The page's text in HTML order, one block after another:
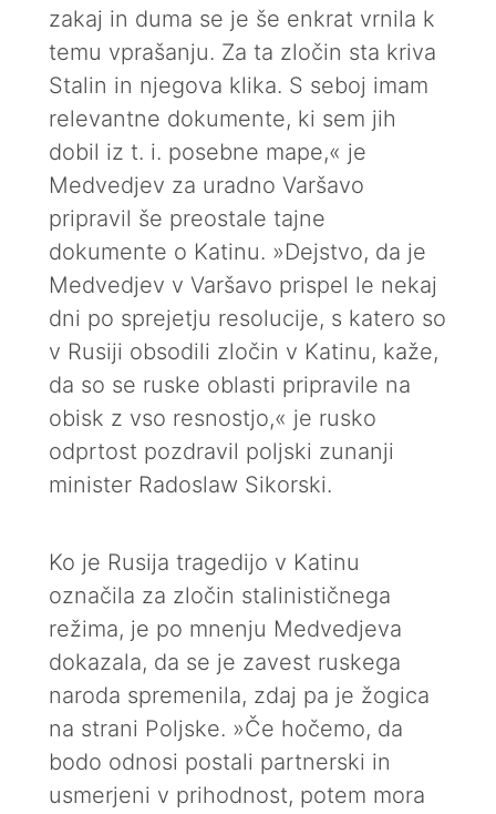
zakaj in duma se je še enkrat vrnila k
temu vprašanju. Za ta zločin sta kriva
Stalin in njegova klika. S seboj imam
relevantne dokumente, ki sem jih
dobil iz t. i. posebne mape,« je
Medvedjev za uradno Varšavo
pripravil še preostale tajne
dokumente o Katinu. »Dejstvo, da je
Medvedjev v Varšavo prispel le nekaj
dni po sprejetju resolucije, s katero so
v Rusiji obsodili zločin v Katinu, kaže,
da so se ruske oblasti pripravile na
obisk z vso resnostjo,« je rusko
odprtost pozdravil poljski zunanji
minister Radoslaw Sikorski.
Ko je Rusija tragedijo v Katinu
označila za zločin stalinističnega
režima, je po mnenju Medvedjeva
dokazala, da se je zavest ruskega
naroda spremenila, zdaj pa je žogica
na strani Poljske. »Če hočemo, da
bodo odnosi postali partnerski in
usmerjeni v prihodnost, potem mora